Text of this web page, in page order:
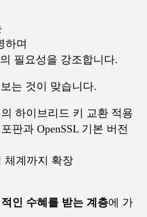
하며
필요성을 강조합니다.
는 것이 맞습니다.
하이브리드 키 교환 적용
판과 OpenSSL 기본 버전
체계까지 확장
인 수혜를 받는 계층에 가